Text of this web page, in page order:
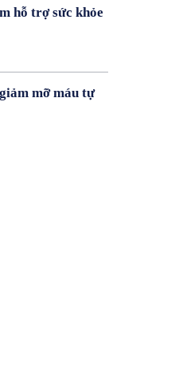
hỗ trợ sức khỏe
mỡ máu tự